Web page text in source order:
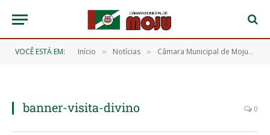
VOCÊ ESTÁ EM: Início » Notícias » Câmara Municipal de Moju teve a honra de receber a visita da Coroa do Divino Espírito Santo
banner-visita-divino 0